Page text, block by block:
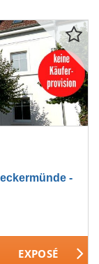
-